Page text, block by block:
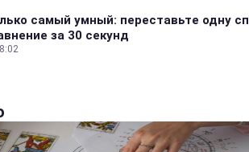
самый умный: переставьте одну
за 30 секунд